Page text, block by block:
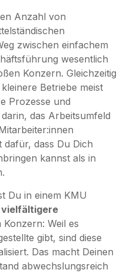
Anzahl von
zwischen einfachem
wesentlich
Konzern. Gleichzeitig
Betriebe meist
Prozesse und
darin, das Arbeitsumfeld
dafür, dass Du Dich
kannst als in
Du in einem KMU
vielfältigere
Konzern: Weil es
gibt, sind diese
Das macht Deinen
abwechslungsreich